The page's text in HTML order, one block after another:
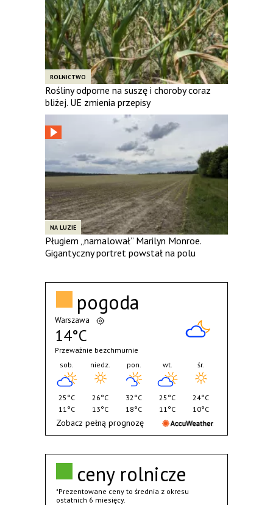
ROLNICTWO
Rośliny odporne na suszę i choroby coraz
bliżej. UE zmienia przepisy
NA LUZIE
Pługiem „namalował” Marilyn Monroe.
Gigantyczny portret powstał na polu
ceny rolnicze
*Prezentowane ceny to średnia z okresu
ostatnich 6 miesięcy.
pogoda
Warszawa
14°C
Przeważnie bezchmurnie
sob.
25°C
11°C
niedz.
26°C
13°C
pon.
32°C
18°C
wt.
25°C
11°C
śr.
24°C
10°C
Zobacz pełną prognozę